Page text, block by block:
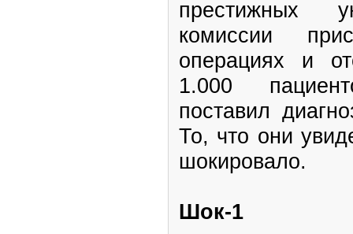
престижных
комиссии
операциях и
1.000
поставил
То, что они
шокировало.
Шок-1